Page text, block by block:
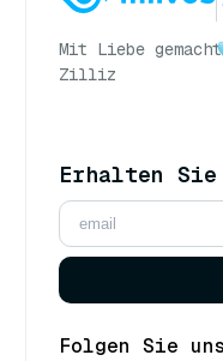
Mit Liebe gemacht
Zilliz
Erhalten Sie
Folgen Sie uns